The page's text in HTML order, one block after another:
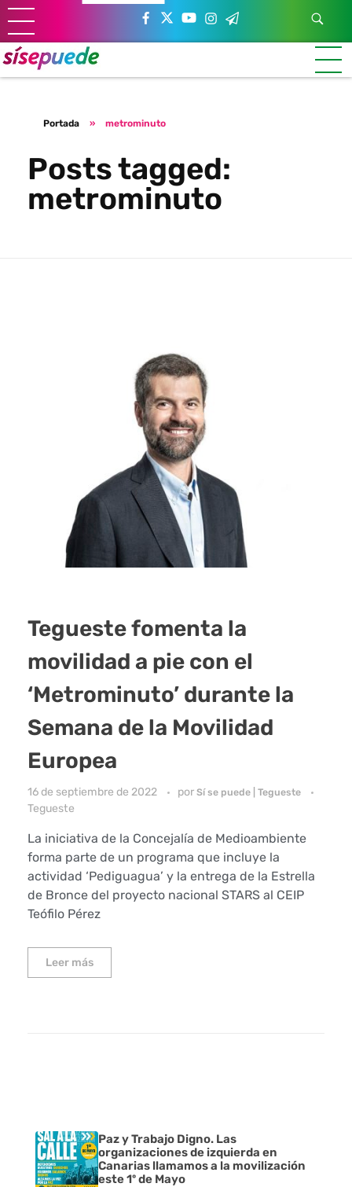
Sí se puede Canarias
Únete al movimiento ecosocialista
Portada » metrominuto
Posts tagged:
metrominuto
Tegueste fomenta la
movilidad a pie con el
‘Metrominuto’ durante la
Semana de la Movilidad
Europea
16 de septiembre de 2022 por Sí se puede | Tegueste
Tegueste
La iniciativa de la Concejalía de Medioambiente
forma parte de un programa que incluye la
actividad ‘Pediguagua’ y la entrega de la Estrella
de Bronce del proyecto nacional STARS al CEIP
Teófilo Pérez
Leer más
Paz y Trabajo Digno. Las
organizaciones de izquierda en
Canarias llamamos a la movilización
este 1º de Mayo